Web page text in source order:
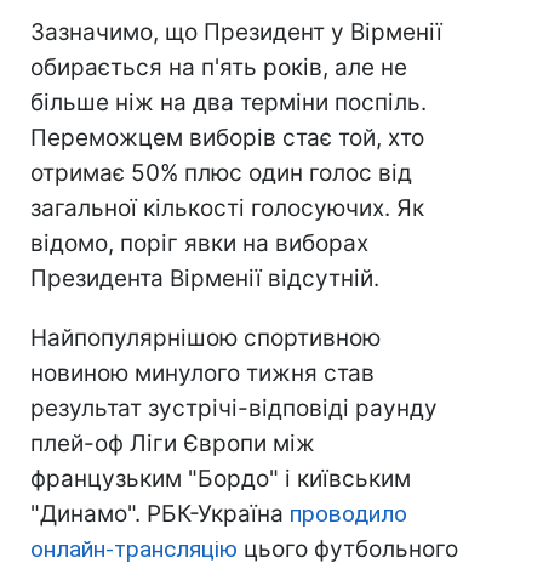
Зазначимо, що Президент у Вірменії
обирається на п'ять років, але не
більше ніж на два терміни поспіль.
Переможцем виборів стає той, хто
отримає 50% плюс один голос від
загальної кількості голосуючих. Як
відомо, поріг явки на виборах
Президента Вірменії відсутній.
Найпопулярнішою спортивною
новиною минулого тижня став
результат зустрічі-відповіді раунду
плей-оф Ліги Європи між
французьким "Бордо" і київським
"Динамо". РБК-Україна проводило
онлайн-трансляцію цього футбольного